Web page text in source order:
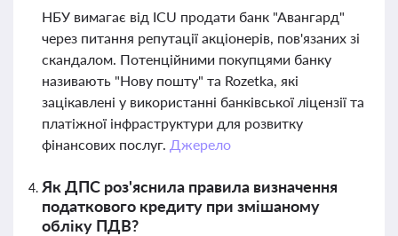
НБУ вимагає від ICU продати банк "Авангард"
через питання репутації акціонерів, пов'язаних зі
скандалом. Потенційними покупцями банку
називають "Нову пошту" та Rozetka, які
зацікавлені у використанні банківської ліцензії та
платіжної інфраструктури для розвитку
фінансових послуг. Джерело
Як ДПС роз'яснила правила визначення
податкового кредиту при змішаному
обліку ПДВ?